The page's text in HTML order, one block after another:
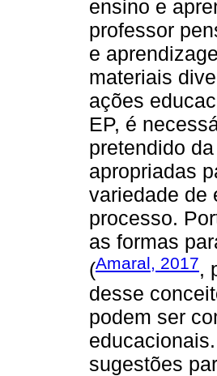
ensino e
professor
e
materiais
ações
EP, é
pretendido
apropriadas
variedade de
processo.
as formas
(Amaral, 2017,
desse
podem ser
sugestões